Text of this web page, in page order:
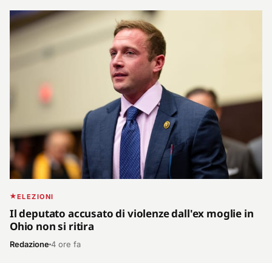
ELEZIONI
Il deputato accusato di violenze dall'ex moglie in
Ohio non si ritira
Redazione4 ore fa